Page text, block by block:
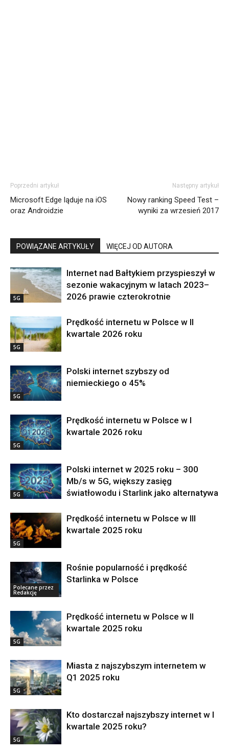
Poprzedni artykuł
Microsoft Edge ląduje na iOS
oraz Androidzie
Następny artykuł
Nowy ranking Speed Test –
wyniki za wrzesień 2017
POWIĄZANE ARTYKUŁY WIĘCEJ OD AUTORA
5G
Internet nad Bałtykiem przyspieszył w
sezonie wakacyjnym w latach 2023–
2026 prawie czterokrotnie
5G
Prędkość internetu w Polsce w II
kwartale 2026 roku
5G
Polski internet szybszy od
niemieckiego o 45%
5G
Prędkość internetu w Polsce w I
kwartale 2026 roku
5G
Polski internet w 2025 roku – 300
Mb/s w 5G, większy zasięg
światłowodu i Starlink jako alternatywa
5G
Prędkość internetu w Polsce w III
kwartale 2025 roku
Polecane przez
Redakcję
Rośnie popularność i prędkość
Starlinka w Polsce
5G
Prędkość internetu w Polsce w II
kwartale 2025 roku
5G
Miasta z najszybszym internetem w
Q1 2025 roku
5G
Kto dostarczał najszybszy internet w I
kwartale 2025 roku?